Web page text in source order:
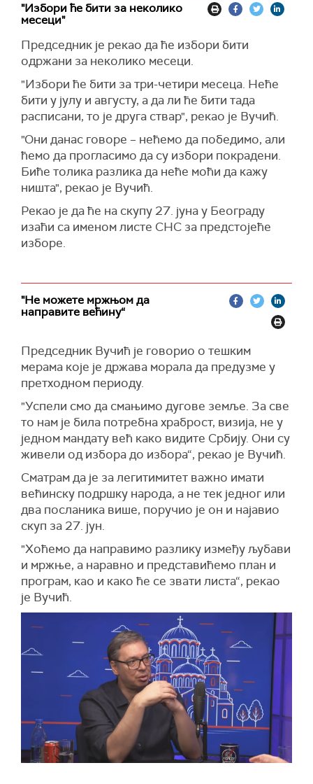
"Избори ће бити за неколико
месеци"
Председник је рекао да ће избори бити
одржани за неколико месеци.
"Избори ће бити за три-четири месеца. Неће
бити у јулу и августу, а да ли ће бити тада
расписани, то је друга ствар", рекао је Вучић.
"Они данас говоре – нећемо да победимо, али
ћемо да прогласимо да су избори покрадени.
Биће толика разлика да неће моћи да кажу
ништа", рекао је Вучић.
Рекао је да ће на скупу 27. јуна у Београду
изаћи са именом листе СНС за предстојеће
изборе.
"Не можете мржњом да
направите већину“
Председник Вучић је говорио о тешким
мерама које је држава морала да предузме у
претходном периоду.
"Успели смо да смањимо дугове земље. За све
то нам је била потребна храброст, визија, не у
једном мандату већ како видите Србију. Они су
живели од избора до избора“, рекао је Вучић.
Сматрам да је за легитимитет важно имати
већинску подршку народа, а не тек једног или
два посланика више, поручио је он и најавио
скуп за 27. јун.
"Хоћемо да направимо разлику између љубави
и мржње, а наравно и представићемо план и
програм, као и како ће се звати листа“, рекао
је Вучић.